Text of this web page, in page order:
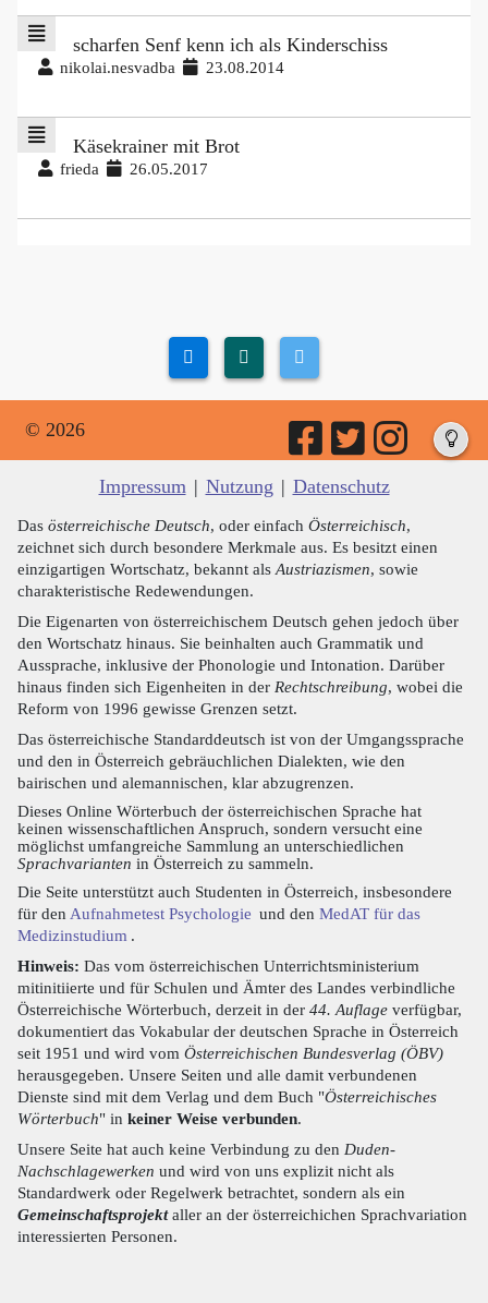
scharfen Senf kenn ich als Kinderschiss
nikolai.nesvadba 23.08.2014
Käsekrainer mit Brot
frieda 26.05.2017
© 2026
Impressum | Nutzung | Datenschutz
Das österreichische Deutsch, oder einfach Österreichisch,
zeichnet sich durch besondere Merkmale aus. Es besitzt einen
einzigartigen Wortschatz, bekannt als Austriazismen, sowie
charakteristische Redewendungen.
Die Eigenarten von österreichischem Deutsch gehen jedoch über
den Wortschatz hinaus. Sie beinhalten auch Grammatik und
Aussprache, inklusive der Phonologie und Intonation. Darüber
hinaus finden sich Eigenheiten in der Rechtschreibung, wobei die
Reform von 1996 gewisse Grenzen setzt.
Das österreichische Standarddeutsch ist von der Umgangssprache
und den in Österreich gebräuchlichen Dialekten, wie den
bairischen und alemannischen, klar abzugrenzen.
Dieses Online Wörterbuch der österreichischen Sprache hat
keinen wissenschaftlichen Anspruch, sondern versucht eine
möglichst umfangreiche Sammlung an unterschiedlichen
Sprachvarianten in Österreich zu sammeln.
Die Seite unterstützt auch Studenten in Österreich, insbesondere
für den Aufnahmetest Psychologie und den MedAT für das
Medizinstudium .
Hinweis: Das vom österreichischen Unterrichtsministerium
mitinitiierte und für Schulen und Ämter des Landes verbindliche
Österreichische Wörterbuch, derzeit in der 44. Auflage verfügbar,
dokumentiert das Vokabular der deutschen Sprache in Österreich
seit 1951 und wird vom Österreichischen Bundesverlag (ÖBV)
herausgegeben. Unsere Seiten und alle damit verbundenen
Dienste sind mit dem Verlag und dem Buch "Österreichisches
Wörterbuch" in keiner Weise verbunden.
Unsere Seite hat auch keine Verbindung zu den Duden-
Nachschlagewerken und wird von uns explizit nicht als
Standardwerk oder Regelwerk betrachtet, sondern als ein
Gemeinschaftsprojektaller an der österreichichen Sprachvariation
interessierten Personen.